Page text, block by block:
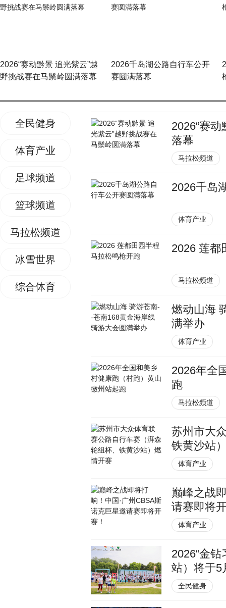
2026“赛动黔景 追光紫云”越
野挑战赛在马鬃岭圆满落幕
2026千岛湖公路自行车公开
赛圆满落幕
全民健身
体育产业
足球频道
篮球频道
马拉松频道
冰雪世界
综合体育
2026“赛
落幕
马拉松频道
2026千岛
体育产业
2026 莲都
马拉松频道
燃动山海
满举办
体育产业
2026年全
跑
马拉松频道
苏州市大
铁黄沙站
体育产业
巅峰之战
请赛即将
体育产业
2026“金钻
站）将于5
全民健身